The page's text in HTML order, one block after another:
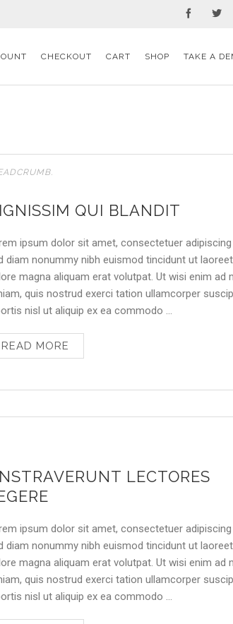
CHECKOUT CART SHOP TAKE A
QUI BLANDIT
ipsum dolor sit amet, consectetuer adipiscing
diam nonummy nibh euismod tincidunt ut laoreet
magna aliquam erat volutpat. Ut wisi enim ad
quis nostrud exerci tation ullamcorper
nisl ut aliquip ex ea commodo …
READ MORE
LECTORES
ipsum dolor sit amet, consectetuer adipiscing
diam nonummy nibh euismod tincidunt ut laoreet
magna aliquam erat volutpat. Ut wisi enim ad
quis nostrud exerci tation ullamcorper
nisl ut aliquip ex ea commodo …